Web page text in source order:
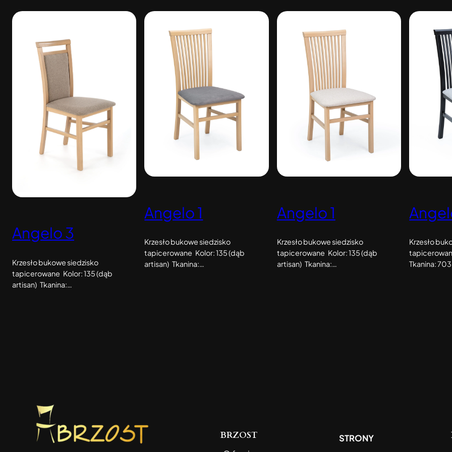
Angelo 3
Krzesło bukowe siedzisko
tapicerowane Kolor: 135 (dąb
artisan) Tkanina:…
Angelo 1
Krzesło bukowe siedzisko
tapicerowane Kolor: 135 (dąb
artisan) Tkanina:…
Angelo 1
Krzesło bukowe siedzisko
tapicerowane Kolor: 135 (dąb
artisan) Tkanina:…
Krzesło
Tkanina:
BRZOST STRONY